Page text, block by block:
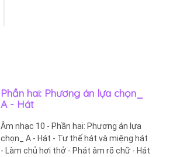
Phần hai: Phương án lựa chọn_
A - Hát
Âm nhạc 10 - Phần hai: Phương án lựa
chọn_ A - Hát - Tư thế hát và miệng hát
- Làm chủ hơi thở - Phát âm rõ chữ - Hát